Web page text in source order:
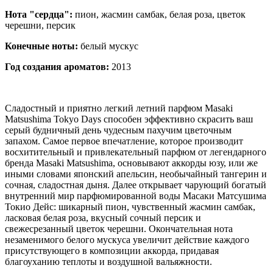
Нота "сердца": пион, жасмин самбак, белая роза, цветок
черешни, персик
Конечные ноты: белый мускус
Год создания ароматов: 2013
Сладостный и приятно легкий летний парфюм Masaki
Matsushima Tokyo Days способен эффективно скрасить ваш
серый будничный день чудесным пахучим цветочным
запахом. Самое первое впечатление, которое производит
восхитительный и привлекательный парфюм от легендарного
бренда Masaki Matsushima, основывают аккорды юзу, или же
иными словами японский апельсин, необычайный тангерин и
сочная, сладостная дыня. Далее открывает чарующий богатый
внутренний мир парфюмированной воды Масаки Матсушима
Токио Дейс: шикарный пион, чувственный жасмин самбак,
ласковая белая роза, вкусный сочный персик и
свежесрезанный цветок черешни. Окончательная нота
незаменимого белого мускуса увеличит действие каждого
присутствующего в композиции аккорда, придавая
благоуханию теплоты и воздушной вальяжности.